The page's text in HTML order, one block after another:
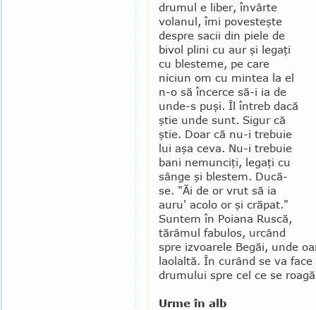
drumul e liber, învârte
volanul, îmi povesteşte
despre sacii din piele de
bivol plini cu aur şi legaţi
cu blesteme, pe care
niciun om cu mintea la el
n-o să încerce să-i ia de
unde-s puşi. Îl întreb dacă
ştie unde sunt. Sigur că
ştie. Doar că nu-i trebuie
lui aşa ceva. Nu-i trebuie
bani nemunciţi, legaţi cu
sânge şi blestem. Ducă-
se. "Ăi de or vrut să ia
auru' acolo or şi crăpat."
Suntem în Poiana Ruscă,
tărâmul fabulos, urcând
spre izvoarele Begăi, unde
laolaltă. În curând se va
drumului spre cel ce se
Urme în alb